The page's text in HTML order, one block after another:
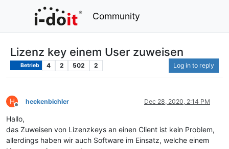
Community
Lizenz key einem User zuweisen
Betrieb 4 2 502 2 Log in to reply
H
Offline
heckenbichler Dec 28, 2020, 2:14 PM
Hallo,
das Zuweisen von Lizenzkeys an einen Client ist kein Problem,
allerdings haben wir auch Software im Einsatz, welche einem